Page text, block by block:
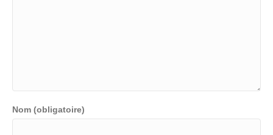
Nom (obligatoire)